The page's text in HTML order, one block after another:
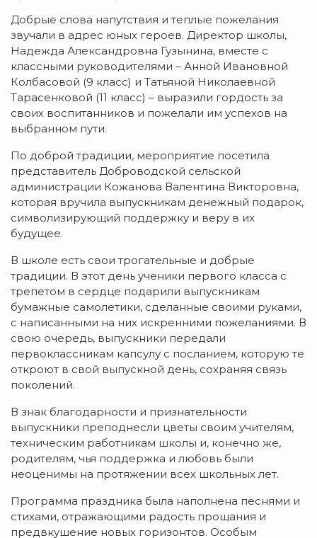
Добрые слова напутствия и теплые пожелания
звучали в адрес юных героев. Директор школы,
Надежда Александровна Гузынина, вместе с
классными руководителями – Анной Ивановной
Колбасовой (9 класс) и Татьяной Николаевной
Тарасенковой (11 класс) – выразили гордость за
своих воспитанников и пожелали им успехов на
выбранном пути.
По доброй традиции, мероприятие посетила
представитель Доброводской сельской
администрации Кожанова Валентина Викторовна,
которая вручила выпускникам денежный подарок,
символизирующий поддержку и веру в их
будущее.
В школе есть свои трогательные и добрые
традиции. В этот день ученики первого класса с
трепетом в сердце подарили выпускникам
бумажные самолетики, сделанные своими руками,
с написанными на них искренними пожеланиями. В
свою очередь, выпускники передали
первоклассникам капсулу с посланием, которую те
откроют в свой выпускной день, сохраняя связь
поколений.
В знак благодарности и признательности
выпускники преподнесли цветы своим учителям,
техническим работникам школы и, конечно же,
родителям, чья поддержка и любовь были
неоценимы на протяжении всех школьных лет.
Программа праздника была наполнена песнями и
стихами, отражающими радость прощания и
предвкушение новых горизонтов. Особым